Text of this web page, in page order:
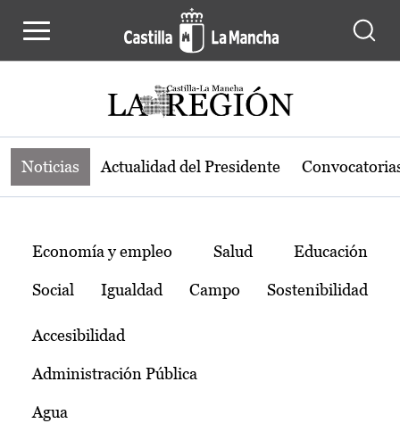
Noticias de la región de Castilla-La
Noticias Actualidad del Presidente
Temas
Economía y empleo Salud Educación
Social Igualdad Campo Sostenibilidad
Accesibilidad
Administración Pública
Agua